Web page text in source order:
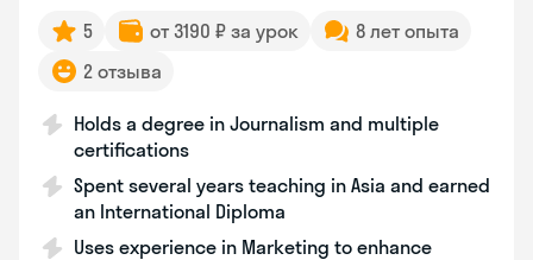
5 от 3190 ₽ за урок
8 лет опыта
2 отзыва
Holds a degree in Journalism and multiple
certifications
Spent several years teaching in Asia and earned
an International Diploma
Uses experience in Marketing to enhance